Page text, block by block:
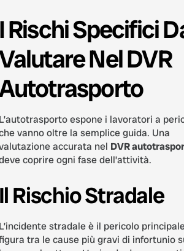
I Rischi Specifici
Nel DVR
L’autotrasporto espone i lavoratori a
vanno oltre la semplice guida. Una
accurata nel DVR
coprire ogni fase dell’attività.
Il Rischio Stradale
L’incidente stradale è il pericolo
tra le cause più gravi di infortunio